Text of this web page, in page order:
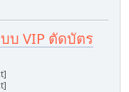
บ VIP ตัดบัตร